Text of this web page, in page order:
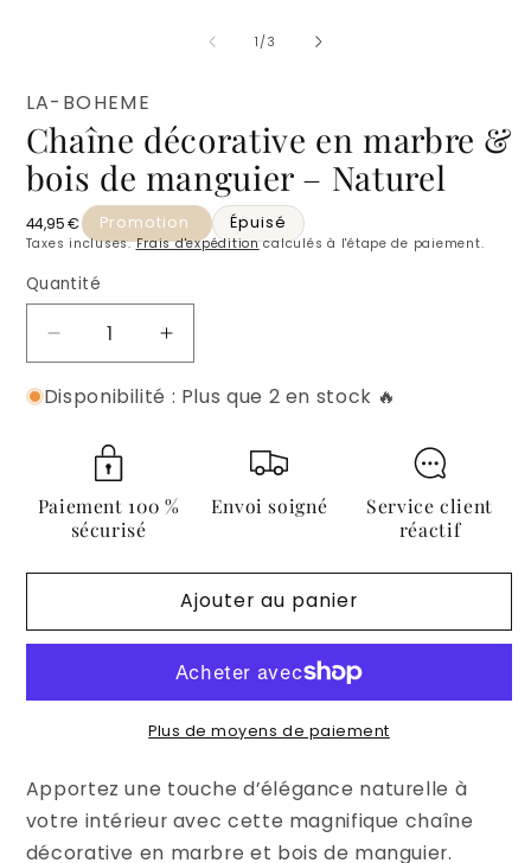
1 /de
3
LA-BOHEME
Chaîne décorative en marbre &
bois de manguier – Naturel
Prix habituel
44,95 € Promotion Épuisé
Taxes incluses.Frais d'expéditioncalculés à l'étape de paiement.
Quantité
Quantité
Réduire
la
quantité
Chaîne
décorative
en
marbre
bois
manguier
Augmenter
la
quantité
décorative
en
bois
de
manguier
Naturel
Disponibilité : Plus que 2 en stock 🔥
Paiement 100 %
sécurisé
Envoi soigné
Service client
réactif
Ajouter au panier
Plus de moyens de paiement
Apportez une touche d’élégance naturelle à
votre intérieur avec cette magnifique chaîne
décorative en marbre et bois de manguier.